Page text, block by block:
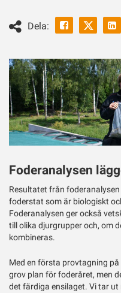
Dela:
Facebook
Foderanalysen
Resultatet från
foderstat som är biologiskt
Foderanalysen ger också
till olika djurgrupper och, om
kombineras.
Med en första provtagning
grov plan för foderåret, men
det färdiga ensilaget. Vi tar